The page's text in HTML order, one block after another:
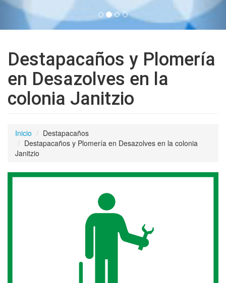
Destapacaños y Plomería
en Desazolves en la
colonia Janitzio
Inicio
Destapacaños
Destapacaños y Plomería en Desazolves en la colonia
Janitzio